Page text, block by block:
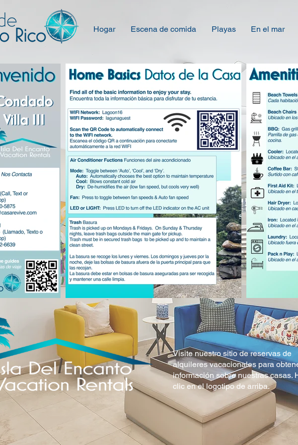
Hogar Escena de comida Playas En el mar
Visite nuestro sitio de reservas de
alquileres vacacionales para
información sobre nuestras casas.
clic en el logotipo de arriba.